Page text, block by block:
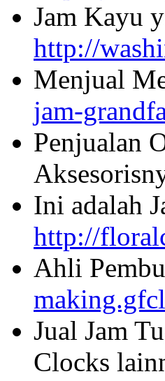
Jam Kayu
http://
Menjual
jam-
Penjualan
Ini adalah
http://
Ahli
Jual Jam
Clocks